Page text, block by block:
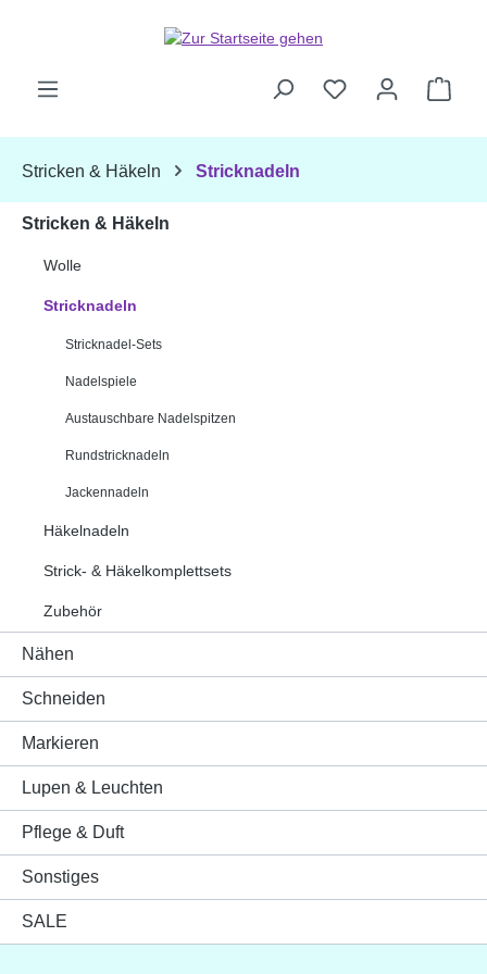
Stricken & Häkeln Stricknadeln
Stricken & Häkeln
Wolle
Stricknadeln
Stricknadel-Sets
Nadelspiele
Austauschbare Nadelspitzen
Rundstricknadeln
Jackennadeln
Häkelnadeln
Strick- & Häkelkomplettsets
Zubehör
Nähen
Schneiden
Markieren
Lupen & Leuchten
Pflege & Duft
Sonstiges
SALE